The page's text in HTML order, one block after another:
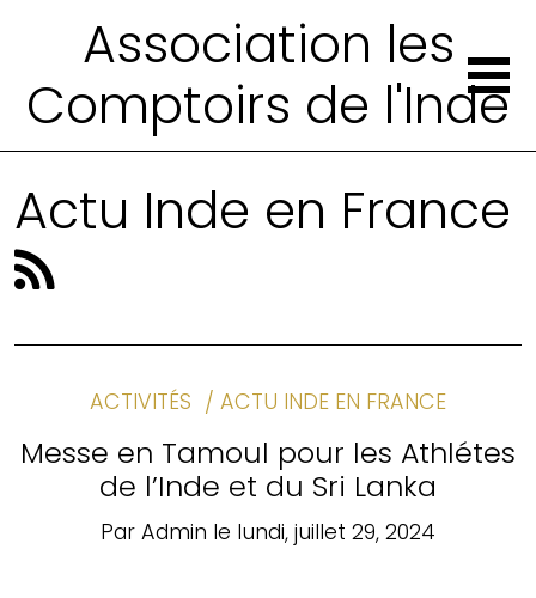
Association les
Comptoirs de l'Inde
Actu Inde en France
ACTIVITÉS ACTU INDE EN FRANCE
Messe en Tamoul pour les Athlétes
de l’Inde et du Sri Lanka
Par Admin le lundi, juillet 29, 2024